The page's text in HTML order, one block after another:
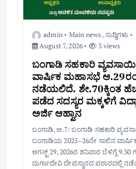
admin Main news, ಸುದ್ದಿಗಳು
August 7, 2026
3 views
ಬಂಗಾಡಿ ಸಹಕಾರಿ
ವಾರ್ಷಿಕ ಮಹಾಸಭೆ
ನಡೆಯಲಿದೆ. ಶೇ.70ಕ್ಕಿಂತ
ಪಡೆದ ಸದಸ್ಯರ ಮಕ್ಕಳಿಗೆ
ಅರ್ಜಿ ಆಹ್ವಾನ
ಬಂಗಾಡಿ, ಆ.7: ಬಂಗಾಡಿ ಸಹಕಾರಿ
ಬಂಗಾಡಿಯ 2025–26ನೇ ಸಾಲಿನ
ಆಗಸ್ಟ್ 29, 2026ರ ಶನಿವಾರ ಬೆಳಿಗ್ಗೆ 9.30
ದುರ್ಗಾದೇವಿ ದೇವಸ್ಥಾನದ ವಠಾರದಲ್ಲಿ